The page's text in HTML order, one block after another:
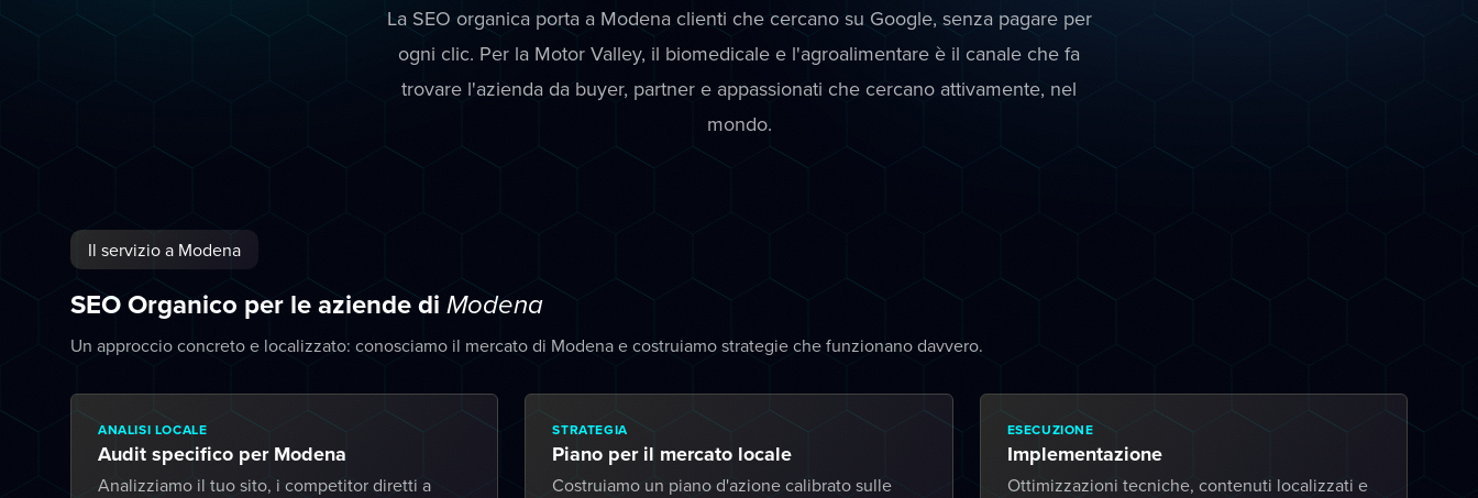
La SEO organica porta a Modena clienti che cercano su Google, senza pagare per
ogni clic. Per la Motor Valley, il biomedicale e l'agroalimentare è il canale che fa
trovare l'azienda da buyer, partner e appassionati che cercano attivamente, nel
mondo.
Il servizio a Modena
SEO Organico per le aziende di Modena
Un approccio concreto e localizzato: conosciamo il mercato di Modena e costruiamo strategie che funzionano davvero.
ANALISI LOCALE
Audit specifico per Modena
Analizziamo il tuo sito, i competitor diretti a
STRATEGIA
Piano per il mercato locale
Costruiamo un piano d'azione calibrato sulle
ESECUZIONE
Implementazione
Ottimizzazioni tecniche, contenuti localizzati e